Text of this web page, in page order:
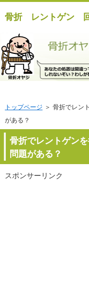
骨折 レントゲン
トップページ ＞ 骨折でレン
がある？
骨折でレントゲン
問題がある？
スポンサーリンク